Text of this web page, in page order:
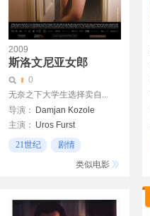
2009
斯洛文尼亚女郎
0
无奈之下大学生选择卖自...
导演：
Damjan Kozole
主演： Uros Furst
Marusa Kink
21世纪
剧情
类似电影